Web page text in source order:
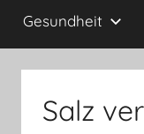
Sie
Gesundheit
Salz